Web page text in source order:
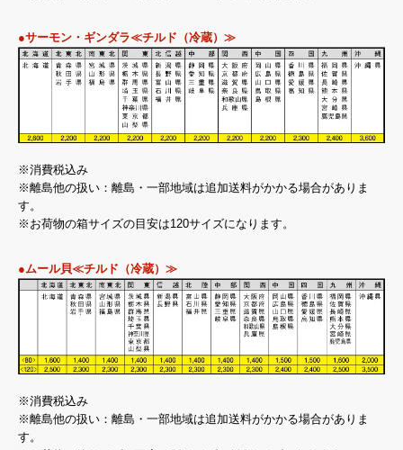
●サーモン・ギンダラ≪チルド（冷蔵）≫
※消費税込み
※離島他の扱い：離島・一部地域は追加送料がかかる場合がありま
す。
※お荷物の箱サイズの目安は120サイズになります。
●ムール貝≪チルド（冷蔵）≫
※消費税込み
※離島他の扱い：離島・一部地域は追加送料がかかる場合がありま
す。